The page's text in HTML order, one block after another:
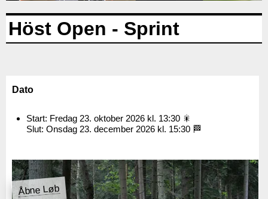
Höst Open - Sprint
Dato
Start: Fredag 23. oktober 2026 kl. 13:30 🎇
Slut: Onsdag 23. december 2026 kl. 15:30 🏁
Åbne Løb